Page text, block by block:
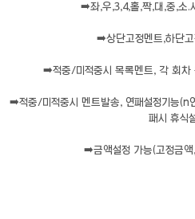
➡️좌,우,3,4,홀,짝,대,중,소.
➡️상단고정멘트,하단
➡️적중/미적중시 목록멘트, 각 회차
➡️적중/미적중시 멘트발송, 연패설정기능(n
패시 휴식
➡️금액설정 가능(고정금